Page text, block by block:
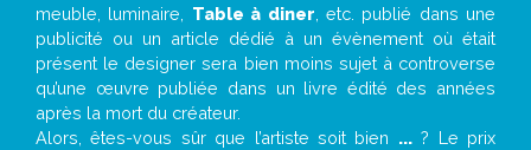
meuble, luminaire, Table à diner , etc. publié dans une
publicité ou un article dédié à un évènement où était
présent le designer sera bien moins sujet à controverse
qu’une œuvre publiée dans un livre édité des années
après la mort du créateur.
Alors, êtes-vous sûr que l’artiste soit bien ...? Le prix